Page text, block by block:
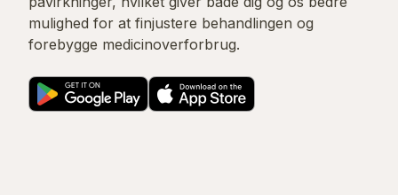
mulighed for at finjustere behandlingen og
forebygge medicinoverforbrug.